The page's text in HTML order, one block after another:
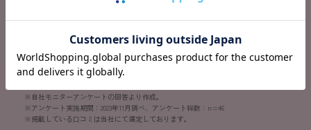
※自社モニターアンケートの回答より作成。
※アンケート実施期間：2023年11月調べ、アンケート総数：n=46
※掲載している⼝コミは当社にて選定しております。